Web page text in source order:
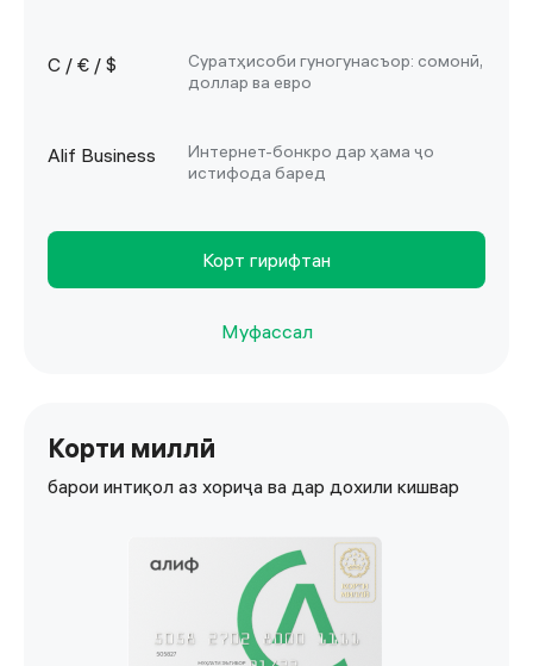
С / € / $
Суратҳисоби гуногунасъор: сомонӣ,
доллар ва евро
Alif Business
Интернет-бонкро дар ҳама ҷо
истифода баред
Корт гирифтан
Муфассал
Корти миллӣ
барои интиқол аз хориҷа ва дар дохили кишвар